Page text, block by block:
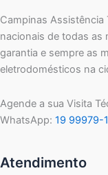
Campinas
nacionais de todas as
garantia e sempre as
eletrodomésticos na
Agende a sua Visita
WhatsApp: 19 99979-
Atendimento